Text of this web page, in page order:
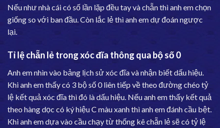
Nếu như nhà cái có số lần lặp đều tay và chẵn thì anh em chọn
giống so với ban đầu. Còn lắc lẻ thì anh em dự đoán ngược
lại.
Tỉ lệ chẵn lẻ trong xóc đĩa thông qua bộ số 0
Anh em nhìn vào bảng lịch sử xóc đĩa và nhận biết dấu hiệu.
Khi anh em thấy có 3 bộ số 0 liên tiếp về theo đường chéo tỷ
lệ kết quả xóc đĩa thì đó là dấu hiệu. Nếu anh em thấy kết quả
theo hàng dọc có ký hiệu C màu xanh thì anh em đánh cầu bệt.
Khi anh em dựa vào cầu chạy từ thống kê chẵn lẻ sẽ có tỷ lệ